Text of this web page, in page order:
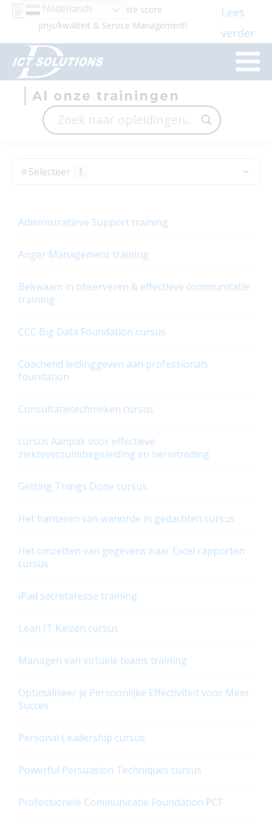
Beste docenten en beste score
prijs/kwaliteit & Service Management!
Lees
verder
Al onze trainingen
Selecteer 1
Agile Trainingen
April
augustus
BYOD, Cloud Computing en het Nieuwe Werken (HNW)
E-learning modules
Externe-examens
IT Service Management
januari
juli
Juni
Manage Tablets & Smartphones
Netwerk & IT beheer
november
productaanbiedingen
Administratieve Support training
Anger Management training
Bekwaam in observeren & effectieve communicatie
training
CCC Big Data Foundation cursus
Coachend leidinggeven aan professionals
foundation
Consultatietechnieken cursus
cursus Aanpak voor effectieve
ziekteverzuimbegeleiding en herintreding
Getting Things Done cursus
Het hanteren van wanorde in gedachten cursus
Het omzetten van gegevens naar Excel rapporten
cursus
iPad secretaresse training
Lean IT Kaizen cursus
Managen van virtuele teams training
Optimaliseer je Persoonlijke Effectiviteit voor Meer
Succes
Personal Leadership cursus
Powerful Persuasion Techniques cursus
Professionele Communicatie Foundation PCF
Nederlands